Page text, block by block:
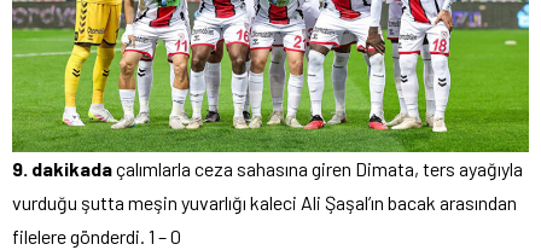
9. dakikadaçalımlarla ceza sahasına giren Dimata, ters ayağıyla
vurduğu şutta meşin yuvarlığı kaleci Ali Şaşal’ın bacak arasından
filelere gönderdi. 1 – 0